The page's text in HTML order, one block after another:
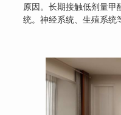
原因。长期接触低剂量甲
统。神经系统、生殖系统